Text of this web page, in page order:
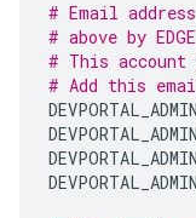
# Email
# above by
# This
# Add this